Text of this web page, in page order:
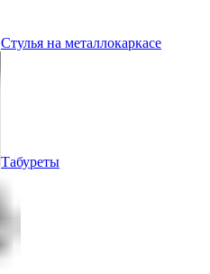
Стулья на металлокаркасе
Табуреты